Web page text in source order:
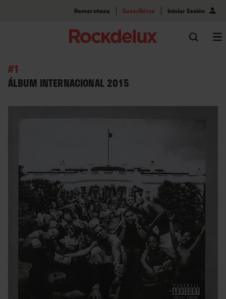
Hemeroteca Suscribirse Iniciar Sesión
#1
ÁLBUM INTERNACIONAL 2015